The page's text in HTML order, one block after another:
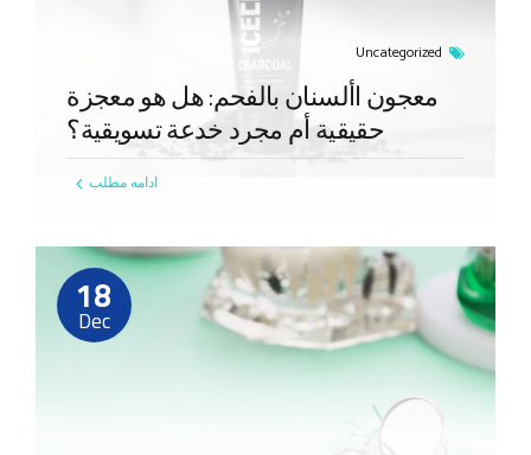
Uncategorized
معجون األسنان بالفحم: هل هو معجزة
حقيقية أم مجرد خدعة تسويقية؟
ادامه مطلب
18
Dec